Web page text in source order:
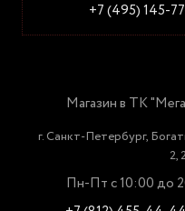
+7 (495) 145-
Магазин в ТК
г. Санкт-Петербург,
2,
Пн-Пт с 10:00 до